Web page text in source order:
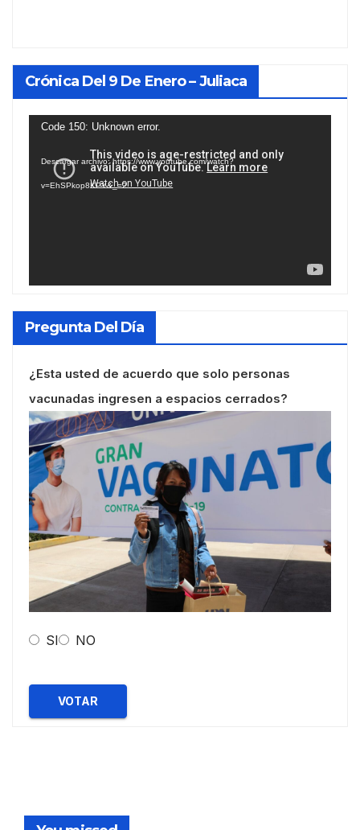
Crónica Del 9 De Enero – Juliaca
Reproductor
vídeo
Code 150: Unknown error.
Descargar archivo: https://www.youtube.com/watch?
v=EhSPkop8KPY&_=2
Pregunta Del Día
¿Esta usted de acuerdo que solo personas
vacunadas ingresen a espacios cerrados?
SI NO
VOTAR